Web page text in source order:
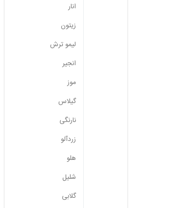
انار
زیتون
لیمو ترش
انجیر
موز
گیلاس
نارنگی
زردآلو
هلو
شلیل
گلابی